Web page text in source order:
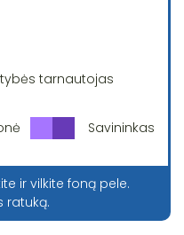
tarnautojas
Savininkas
ir vilkite foną pele.
ratuką.